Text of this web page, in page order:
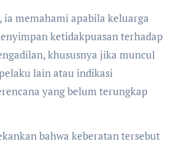
ia memahami apabila keluarga
ketidakpuasan terhadap
khususnya jika muncul
lain atau indikasi
yang belum terungkap
bahwa keberatan tersebut